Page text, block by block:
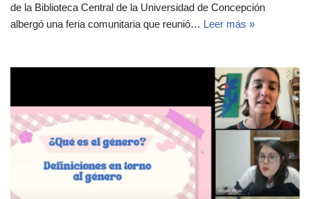
de la Biblioteca Central de la Universidad de Concepción
albergó una feria comunitaria que reunió… Leer más »